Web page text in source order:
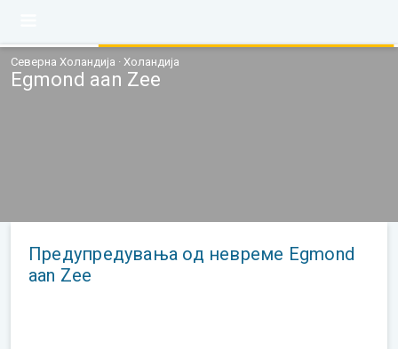
Северна Холандија · Холандија
Egmond aan Zee
Предупредувања од невреме Egmond
aan Zee